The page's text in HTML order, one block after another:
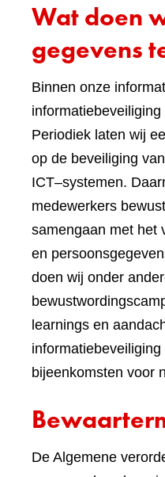
Wat doen
gegevens
Binnen onze
Periodiek laten wij
op de beveiliging
ICT–systemen.
medewerkers
samengaan met het
en
doen wij onder
learnings en
bijeenkomsten voor
De Algemene